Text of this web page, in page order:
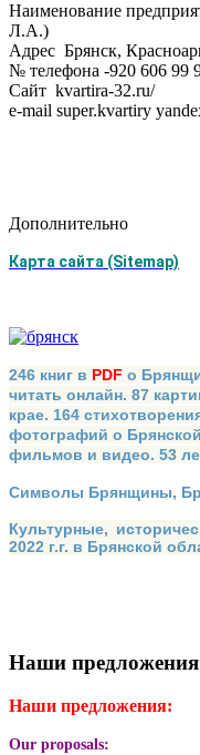
Наименование
Л.А.)
Адрес Брянск,
№ телефона -920 606 99
Сайт kvartira-32.ru/
e-mail super.kvartiry
Дополнительно
Карта сайта (Sitemap)
246 книг в PDF о
читать онлайн. 87
крае. 164
фотографий о
фильмов и видео. 53
Символы Брянщины,
Культурные,
2022 г.г. в Брянской
Наши предложения
Наши предложения:
Our proposals: